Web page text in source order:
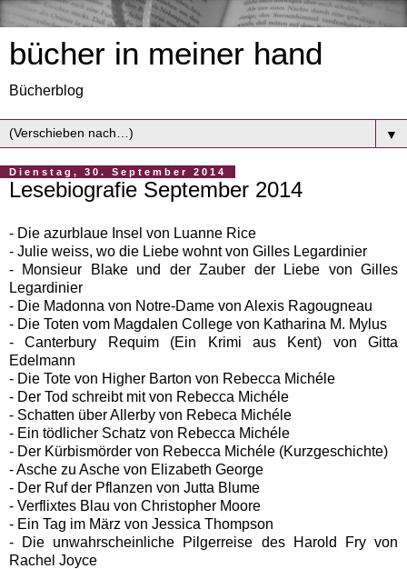
bücher in meiner hand
Bücherblog
▼
Dienstag, 30. September 2014
Lesebiografie September 2014
- Die azurblaue Insel von Luanne Rice
- Julie weiss, wo die Liebe wohnt von Gilles Legardinier
- Monsieur Blake und der Zauber der Liebe von Gilles
Legardinier
- Die Madonna von Notre-Dame von Alexis Ragougneau
- Die Toten vom Magdalen College von Katharina M. Mylus
- Canterbury Requim (Ein Krimi aus Kent) von Gitta
Edelmann
- Die Tote von Higher Barton von Rebecca Michéle
- Der Tod schreibt mit von Rebecca Michéle
- Schatten über Allerby von Rebeca Michéle
- Ein tödlicher Schatz von Rebecca Michéle
- Der Kürbismörder von Rebecca Michéle (Kurzgeschichte)
- Asche zu Asche von Elizabeth George
- Der Ruf der Pflanzen von Jutta Blume
- Verflixtes Blau von Christopher Moore
- Ein Tag im März von Jessica Thompson
- Die unwahrscheinliche Pilgerreise des Harold Fry von
Rachel Joyce